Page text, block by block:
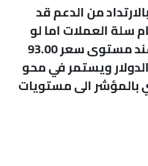
من الدعم قد
سلة العملات اما لو
كسر الدعم المحوري عند مستوى سعر 93.00
ويستمر في محو
بالمؤشر الى مستويات